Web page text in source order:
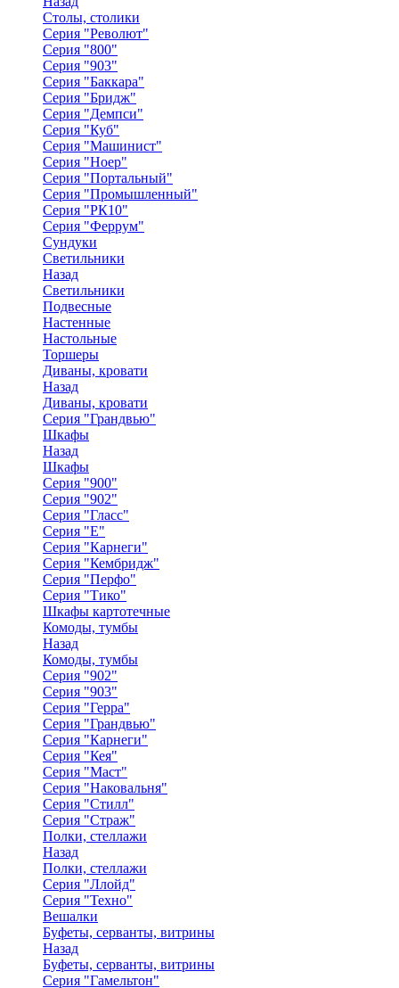
Столы, столики
Серия "Револют"
Серия "800"
Серия "903"
Серия "Баккара"
Серия "Бридж"
Серия "Демпси"
Серия "Куб"
Серия "Машинист"
Серия "Ноер"
Серия "Портальный"
Серия "Промышленный"
Серия "РК10"
Серия "Феррум"
Сундуки
Светильники
Назад
Светильники
Подвесные
Настенные
Настольные
Торшеры
Диваны, кровати
Назад
Диваны, кровати
Серия "Грандвью"
Шкафы
Назад
Шкафы
Серия "900"
Серия "902"
Серия "Гласс"
Серия "Е"
Серия "Карнеги"
Серия "Кембридж"
Серия "Перфо"
Серия "Тико"
Шкафы картотечные
Комоды, тумбы
Назад
Комоды, тумбы
Серия "902"
Серия "903"
Серия "Герра"
Серия "Грандвью"
Серия "Карнеги"
Серия "Кея"
Серия "Маст"
Серия "Наковальня"
Серия "Стилл"
Серия "Страж"
Полки, стеллажи
Назад
Полки, стеллажи
Серия "Ллойд"
Серия "Техно"
Вешалки
Буфеты, серванты, витрины
Назад
Буфеты, серванты, витрины
Серия "Гамельтон"